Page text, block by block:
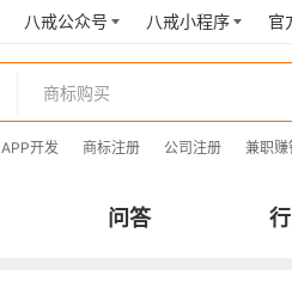
八戒公众号 八戒小程序 官
APP开发 商标注册 公司注册 兼职赚
问答